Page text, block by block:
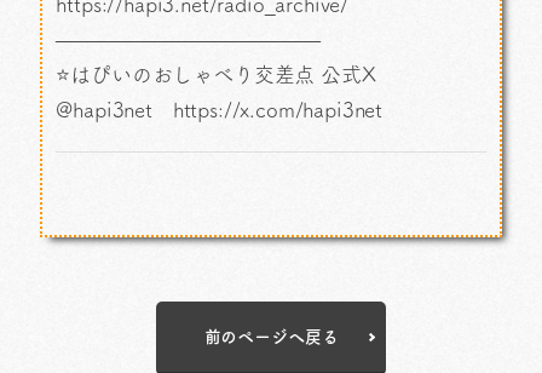
https://hapi3.net/radio_archive/
—————————————
⭐はぴいのおしゃべり交差点 公式X
@hapi3net https://x.com/hapi3net
前のページへ戻る